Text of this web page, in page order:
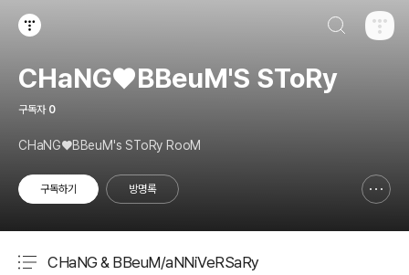
CHaNG♥️BBeuM'S SToRy
구독자 0
CHaNG♥️BBeuM's SToRy RooM
구독하기 방명록
CHaNG & BBeuM/aNNiVeRSaRy